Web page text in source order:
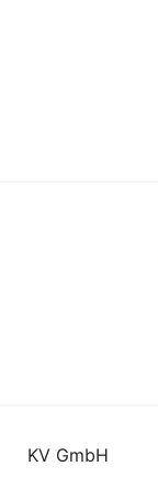
KV GmbH